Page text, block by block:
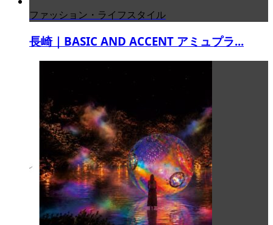
ファッション・ライフスタイル
長崎｜BASIC AND ACCENT アミュプラ...